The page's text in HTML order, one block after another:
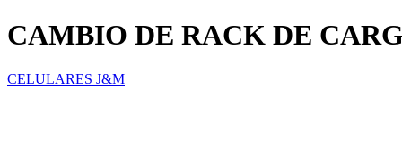
CAMBIO DE RACK DE
CELULARES J&M